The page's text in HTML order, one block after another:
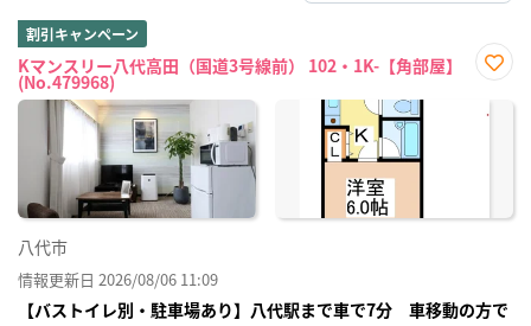
割引キャンペーン
Kマンスリー八代高田（国道3号線前） 102・1K-【角部屋】
(No.479968)
に入
り登
八代市
情報更新日 2026/08/06 11:09
【バストイレ別・駐車場あり】八代駅まで車で7分 車移動の方で